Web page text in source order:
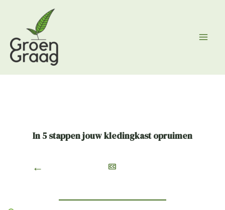
inhoud
In 5 stappen jouw kledingkast opruimen
←